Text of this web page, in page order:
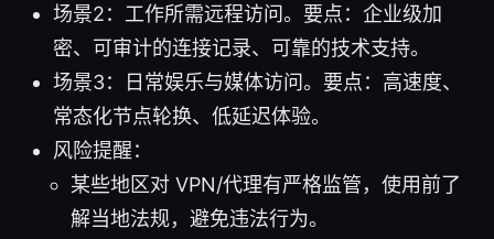
场景2：工作所需远程访问。要点：企业级加
密、可审计的连接记录、可靠的技术支持。
场景3：日常娱乐与媒体访问。要点：高速度、
常态化节点轮换、低延迟体验。
风险提醒：
某些地区对 VPN/代理有严格监管，使用前了
解当地法规，避免违法行为。